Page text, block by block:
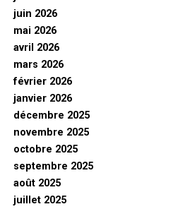
juin 2026
mai 2026
avril 2026
mars 2026
février 2026
janvier 2026
décembre 2025
novembre 2025
octobre 2025
septembre 2025
août 2025
juillet 2025